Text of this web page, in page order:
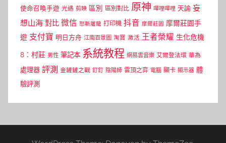
使命召喚手遊 光遇 剪映 區別 區別對比 原神 嗶哩嗶哩 天諭 妄
想山海 對比 微信 怒斬屠龍 打印機 抖音 摩爾莊園 摩爾莊園手
遊 支付寶 明日方舟 江南百景圖 淘寶 激活 王者榮耀 生化危機
8：村莊 男性 筆記本 系統教程 網易雲音樂 艾爾登法環 華為
處理器 評測 金鏟鏟之戰 釘釘 陰陽師 雲頂之弈 電腦 顯卡 顯示器 體
驗評測